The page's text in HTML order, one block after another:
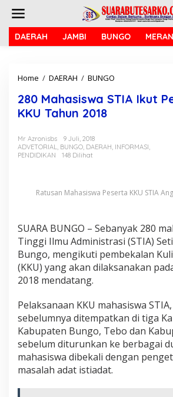
DAERAH JAMBI BUNGO
Home / DAERAH / BUNGO
0
s
a
I
A
I
k
u
e
m
b
e
k
a
280 Mahasiswa STIA Ikut
KKU Tahun 2018
Mr Azronisbs
9 Juli, 2018
ADVETORIAL, BUNGO, DAERAH, INFORMASI,
PENDIDIKAN
148 Dilihat
Ratusan Mahasiswa Peserta KKU STIA
SUARA BUNGO – Sebanyak 280
Tinggi Ilmu Administrasi (STIA)
Bungo, mengikuti pembekalan
(KKU) yang akan dilaksanakan
2018 mendatang.
Pelaksanaan KKU mahasiswa
sebelumnya ditempatkan di tiga
Kabupaten Bungo, Tebo dan
sebelum diturunkan ke berbagai
mahasiswa dibekali dengan
masalah adat istiadat.